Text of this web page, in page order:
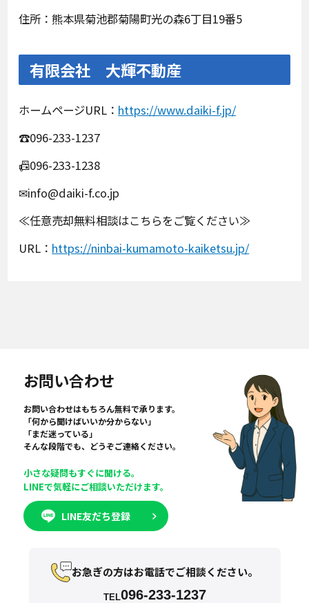
住所：熊本県菊池郡菊陽町光の森6丁目19番5
有限会社 大輝不動産
ホームページURL： https://www.daiki-f.jp/
☎096-233-1237
📠096-233-1238
✉info@daiki-f.co.jp
≪任意売却無料相談はこちらをご覧ください≫
URL： https://ninbai-kumamoto-kaiketsu.jp/
お問い合わせ
お問い合わせはもちろん無料で承ります。
「何から聞けばいいか分からない」
「まだ迷っている」
そんな段階でも、どうぞご連絡ください。
小さな疑問もすぐに聞ける。
LINEで気軽にご相談いただけます。
LINE友だち登録
お急ぎの方はお電話でご相談ください。
TEL096-233-1237